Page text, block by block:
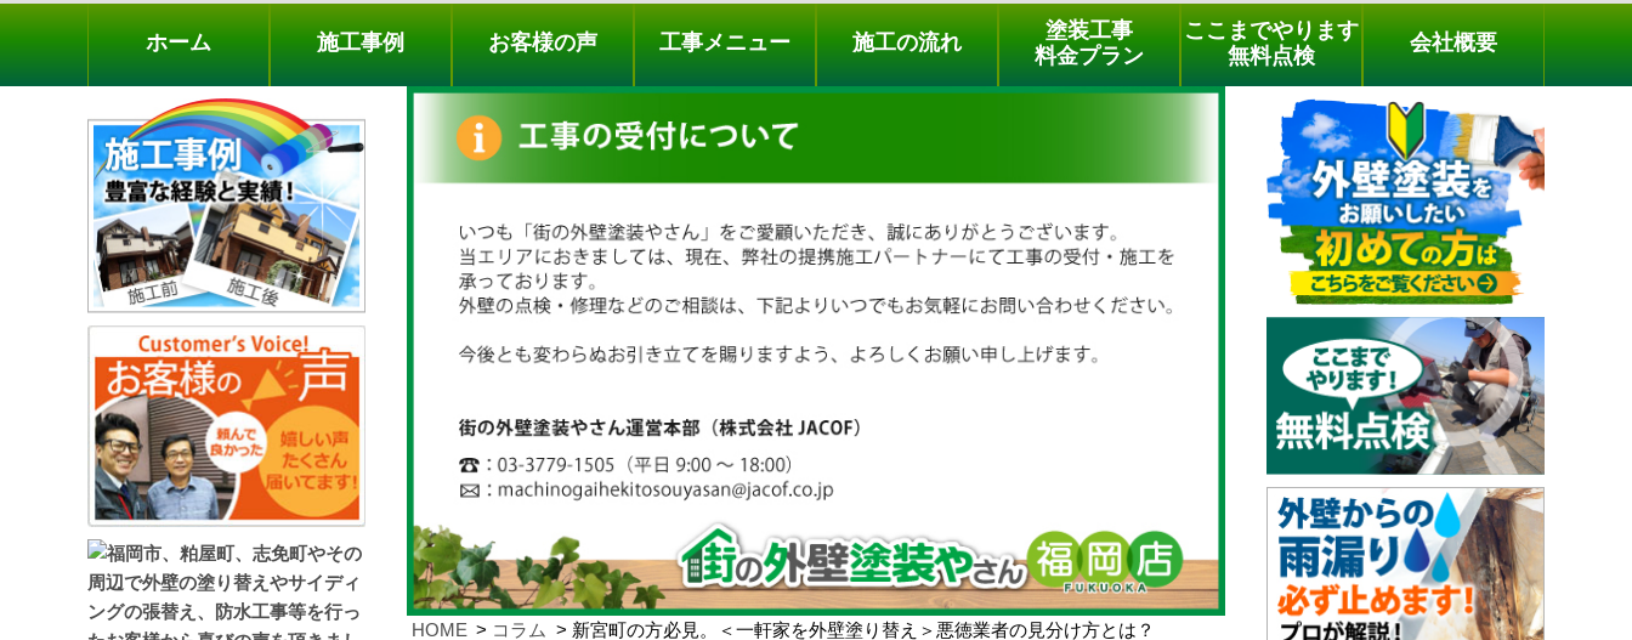
料金プラン 無料点検
電話でのご相談
[9時～18時まで受付中]
phone03-3779-1505
ホーム 施工事例 お客様の声 工事メニュー 施工の流れ
塗装工事
料金プラン
ここまでやります
無料点検
会社概要
HOME コラム 新宮町の方必見。＜一軒家を外壁塗り替え＞悪徳業者の見分け方とは？